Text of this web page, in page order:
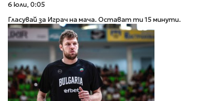
6 юли, 0:05
Гласувай за Играч на мача. Остават ти 15 минути.